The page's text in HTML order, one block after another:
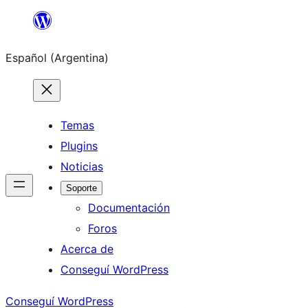
Saltar
contenido
Español (Argentina)
Temas
Plugins
Noticias
Soporte
Documentación
Foros
Acerca de
Conseguí WordPress
Conseguí WordPress